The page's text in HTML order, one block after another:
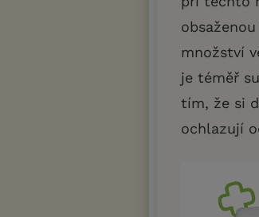
množství
je téměř
tím, že si
ochlazují